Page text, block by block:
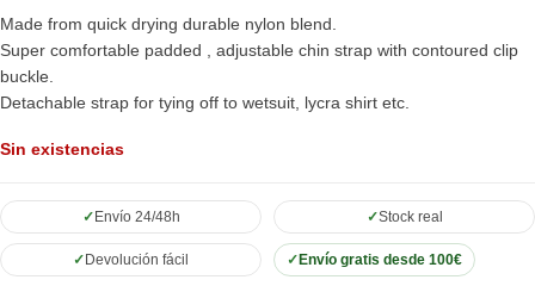
Made from quick drying durable nylon blend.
Super comfortable padded , adjustable chin strap with contoured clip
buckle.
Detachable strap for tying off to wetsuit, lycra shirt etc.
Sin existencias
Envío 24/48h Stock real
Devolución fácil Envío gratis desde 100€